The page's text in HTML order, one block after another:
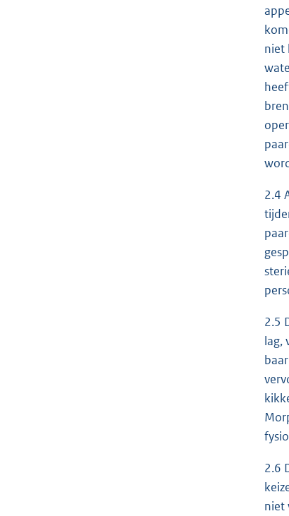
niet
2.4
2.5
lag,
2.6
niet